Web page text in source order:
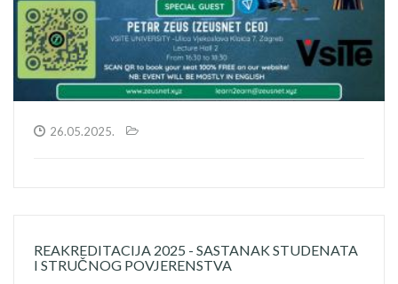
26.05.2025.
REAKREDITACIJA 2025 - SASTANAK STUDENATA
I STRUČNOG POVJERENSTVA